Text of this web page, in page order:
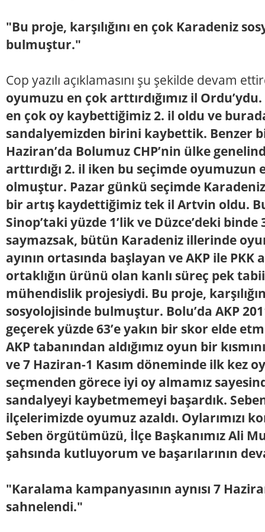
"Bu proje, karşılığını en çok Karadeniz
bulmuştur."
Cop yazılı açıklamasını şu şekilde devam
oyumuzu en çok arttırdığımız il
en çok oy kaybettiğimiz 2. il oldu ve
sandalyemizden birini kaybettik. Benzer
Haziran’da Bolumuz CHP’nin ülke
arttırdığı 2. il iken bu seçimde oyumuzun
olmuştur. Pazar günkü seçimde
bir artış kaydettiğimiz tek il Artvin oldu.
Sinop’taki yüzde 1’lik ve Düzce’deki binde
saymazsak, bütün Karadeniz illerinde
ayının ortasında başlayan ve AKP ile PKK
ortaklığın ürünü olan kanlı süreç pek
mühendislik projesiydi. Bu proje,
sosyolojisinde bulmuştur. Bolu’da AKP
geçerek yüzde 63’e yakın bir skor elde
AKP tabanından aldığımız oyun bir
ve 7 Haziran-1 Kasım döneminde ilk kez
seçmenden görece iyi oy almamız
sandalyeyi kaybetmemeyi başardık.
ilçelerimizde oyumuz azaldı. Oylarımızı
Seben örgütümüzü, İlçe Başkanımız Ali
şahsında kutluyorum ve başarılarının
"Karalama kampanyasının aynısı 7
sahnelendi."